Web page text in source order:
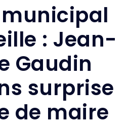
: Jean-
Gaudin
surprise
de maire